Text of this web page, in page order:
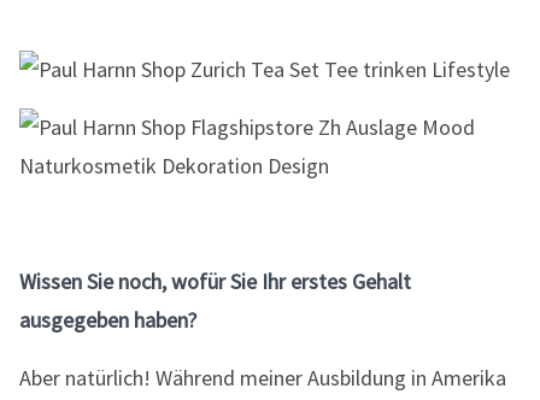
Wissen Sie noch, wofür Sie Ihr erstes Gehalt
ausgegeben haben?
Aber natürlich! Während meiner Ausbildung in Amerika